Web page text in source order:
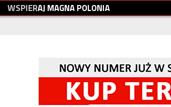
WSPIERAJMAGNAPOLONIA